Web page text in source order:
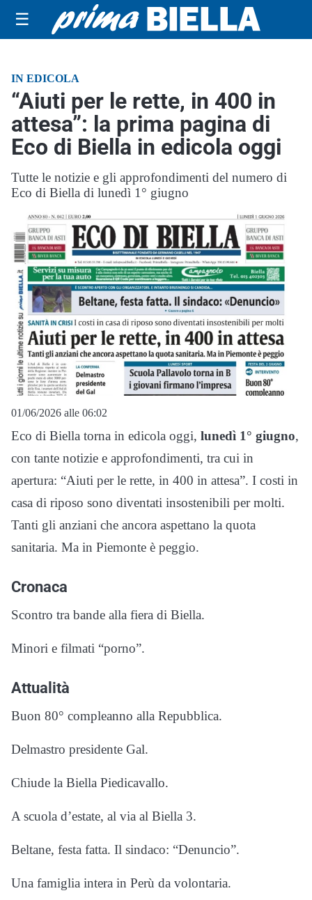
☰
IN EDICOLA
“Aiuti per le rette, in 400 in
attesa”: la prima pagina di
Eco di Biella in edicola oggi
Tutte le notizie e gli approfondimenti del numero di
Eco di Biella di lunedì 1° giugno
01/06/2026 alle 06:02
Eco di Biella torna in edicola oggi, lunedì 1° giugno,
con tante notizie e approfondimenti, tra cui in
apertura: “Aiuti per le rette, in 400 in attesa”. I costi in
casa di riposo sono diventati insostenibili per molti.
Tanti gli anziani che ancora aspettano la quota
sanitaria. Ma in Piemonte è peggio.
Cronaca
Scontro tra bande alla fiera di Biella.
Minori e filmati “porno”.
Attualità
Buon 80° compleanno alla Repubblica.
Delmastro presidente Gal.
Chiude la Biella Piedicavallo.
A scuola d’estate, al via al Biella 3.
Beltane, festa fatta. Il sindaco: “Denuncio”.
Una famiglia intera in Perù da volontaria.